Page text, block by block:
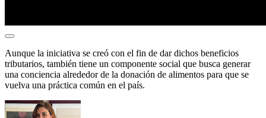
Aunque la iniciativa se creó con el fin de dar dichos beneficios
tributarios, también tiene un componente social que busca generar
una conciencia alrededor de la donación de alimentos para que se
vuelva una práctica común en el país.